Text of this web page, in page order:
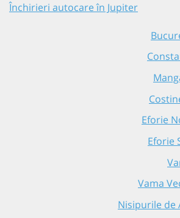
Închirieri autocare în Jupiter
Eforie
Eforie
Vama
Nisipurile de